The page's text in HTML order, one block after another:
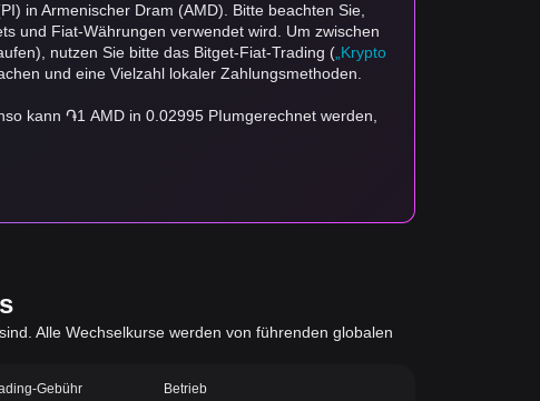
in Armenischer Dram (AMD). Bitte beachten Sie,
und Fiat-Währungen verwendet wird. Um zwischen
nutzen Sie bitte das Bitget-Fiat-Trading ( „Krypto
und eine Vielzahl lokaler Zahlungsmethoden.
kann ֏1 AMD in 0.02995 PIumgerechnet werden,
Alle Wechselkurse werden von führenden globalen
Gebühr Betrieb